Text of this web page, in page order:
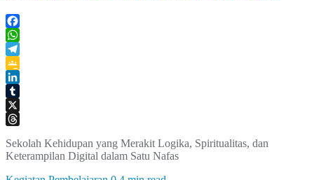
Facebook
WhatsApp
Telegram
Google
Classroom
LinkedIn
Tumblr
X
Sekolah Kehidupan yang Merakit Logika, Spiritualitas, dan
Keterampilan Digital dalam Satu Nafas